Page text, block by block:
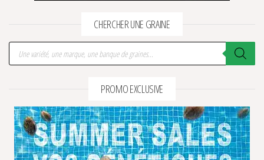
CHERCHER UNE GRAINE
Recherche de produits
PROMO EXCLUSIVE